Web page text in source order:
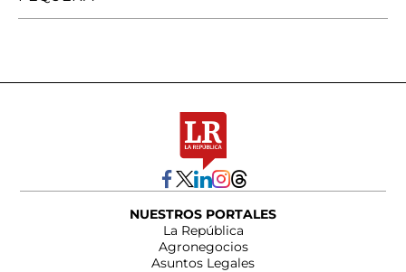
NUESTROS PORTALES
La República
Agronegocios
Asuntos Legales